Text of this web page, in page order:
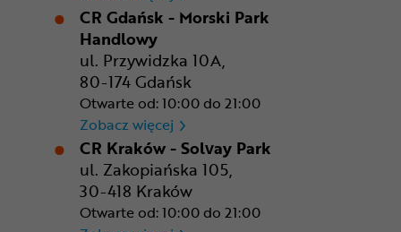
CR Gdańsk - Morski Park
Handlowy
ul. Przywidzka 10A,
80-174 Gdańsk
Otwarte od: 10:00 do 21:00
Zobacz więcej CR Gdańsk - Morski Park
CR Kraków - Solvay Park
ul. Zakopiańska 105,
30-418 Kraków
Otwarte od: 10:00 do 21:00